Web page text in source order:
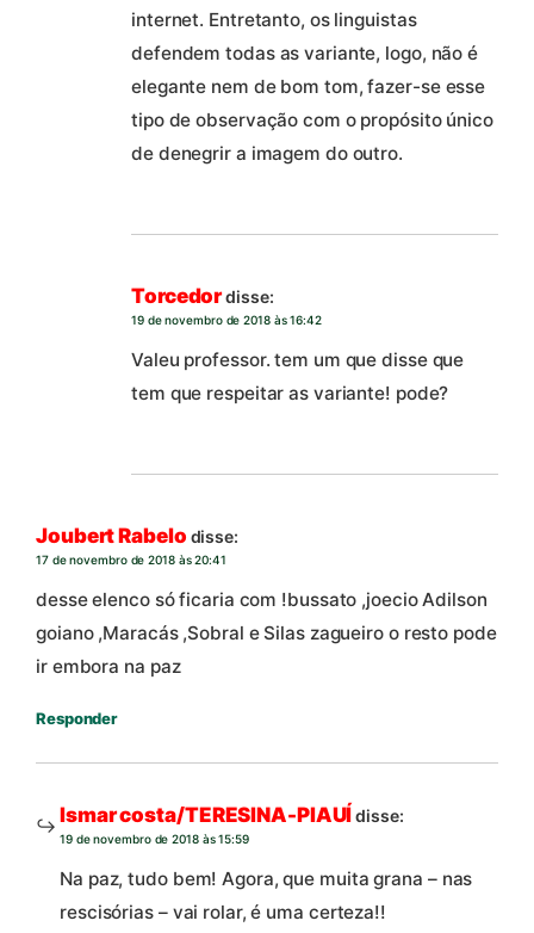
internet. Entretanto, os linguistas
defendem todas as variante, logo, não é
elegante nem de bom tom, fazer-se esse
tipo de observação com o propósito único
de denegrir a imagem do outro.
Torcedordisse:
19 de novembro de 2018 às 16:42
Valeu professor. tem um que disse que
tem que respeitar as variante! pode?
Joubert Rabelo disse:
17 de novembro de 2018 às 20:41
desse elenco só ficaria com !bussato ,joecio Adilson
goiano ,Maracás ,Sobral e Silas zagueiro o resto pode
ir embora na paz
Responder
Ismar costa/TERESINA-PIAUÍdisse:
19 de novembro de 2018 às 15:59
Na paz, tudo bem! Agora, que muita grana – nas
rescisórias – vai rolar, é uma certeza!!